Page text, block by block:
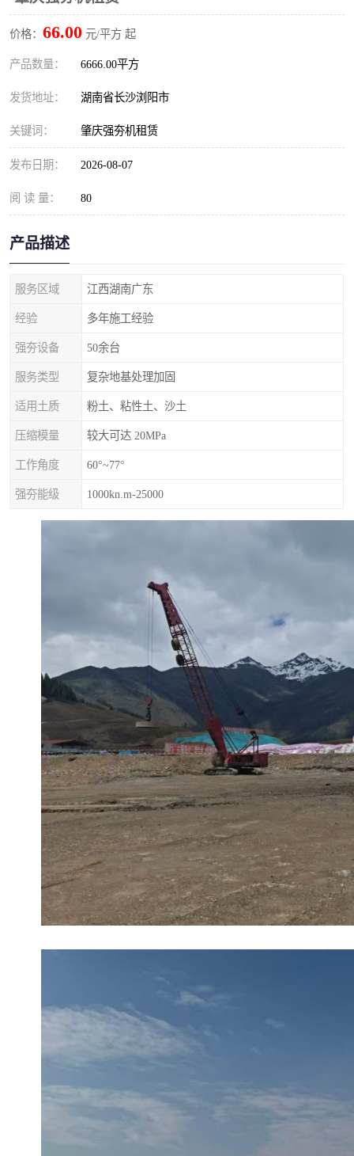
价格： 66.00 元/平方 起
产品数量： 6666.00平方
发货地址： 湖南省长沙浏阳市
关键词： 肇庆强夯机租赁
发布日期： 2026-08-07
阅 读 量： 80
产品描述
服务区域 江西湖南广东
经验 多年施工经验
强夯设备 50余台
服务类型 复杂地基处理加固
适用土质 粉土、粘性土、沙土
压缩模量 较大可达 20MPa
工作角度 60°~77°
强夯能级 1000kn.m-25000